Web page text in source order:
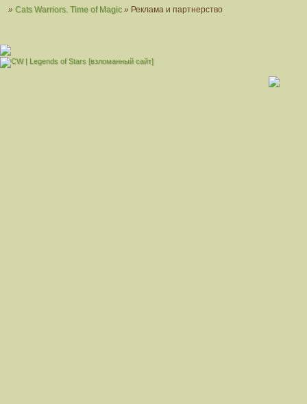
»Cats Warriors. Time of Magic » Реклама и партнерство
[взломанный сайт]